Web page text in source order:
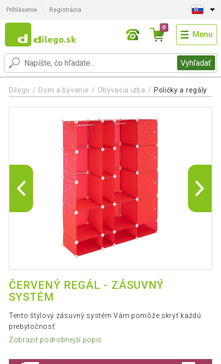
Prihlásenie Registrácia
Vyhľadať
0
Menu
Dilego Dom a bývanie Obývacia izba Poličky a regály
ČERVENÝ REGÁL - ZÁSUVNÝ
SYSTÉM
Tento štýlový zásuvný systém Vám pomôže skryť každú
prebytočnosť.
Zobraziť podrobnejší popis